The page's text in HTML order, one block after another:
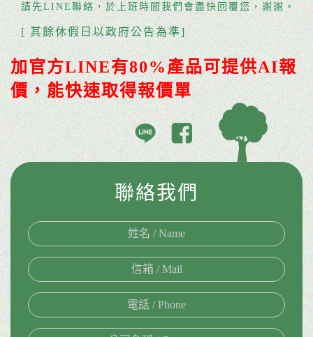
請先LINE聯絡，於上班時間我們會盡快回覆您，謝謝。
[ 其餘休假日以政府公告為準]
加官方LINE有80%產品可提供AI報
價，能快速取得報價單
聯絡我們